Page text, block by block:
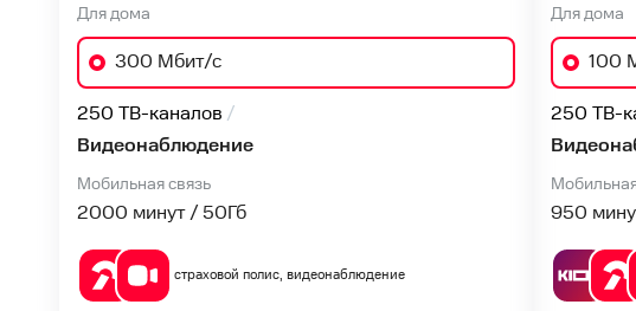
Для дома
300 Мбит/с
250 ТВ-каналов
Видеонаблюдение
Мобильная связь
2000 минут / 50Гб
страховой полис, видеонаблюдение
Для дома
100
250 ТВ-
950